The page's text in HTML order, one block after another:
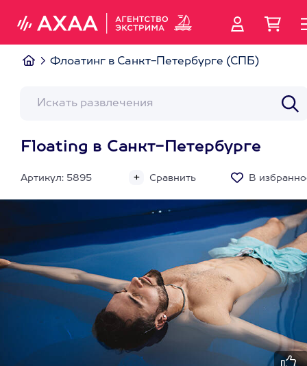
Флоатинг в Санкт-Петербурге (СПБ)
Floating в Санкт-Петербурге
Артикул: 5895 Сравнить В